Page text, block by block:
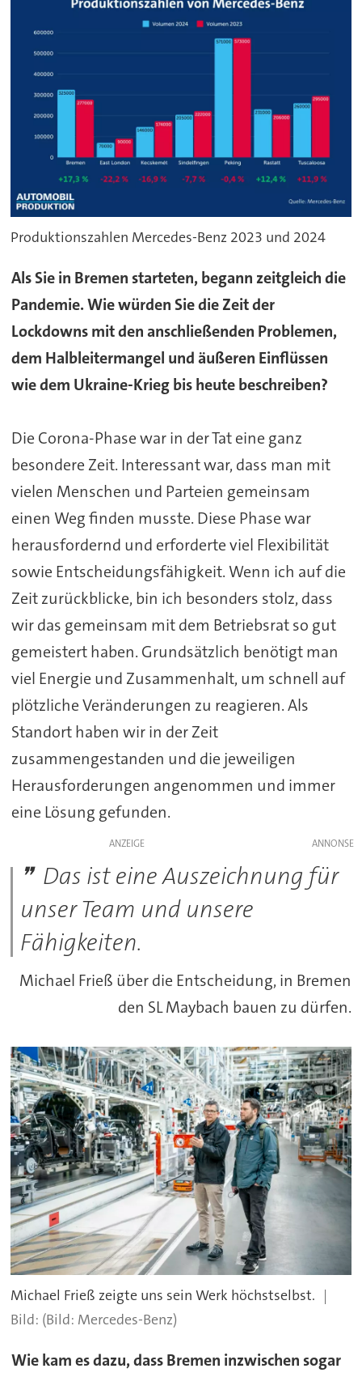
Produktionszahlen Mercedes-Benz 2023 und 2024
Als Sie in Bremen starteten, begann zeitgleich die
Pandemie. Wie würden Sie die Zeit der
Lockdowns mit den anschließenden Problemen,
dem Halbleitermangel und äußeren Einflüssen
wie dem Ukraine-Krieg bis heute beschreiben?
Die Corona-Phase war in der Tat eine ganz
besondere Zeit. Interessant war, dass man mit
vielen Menschen und Parteien gemeinsam
einen Weg finden musste. Diese Phase war
herausfordernd und erforderte viel Flexibilität
sowie Entscheidungsfähigkeit. Wenn ich auf die
Zeit zurückblicke, bin ich besonders stolz, dass
wir das gemeinsam mit dem Betriebsrat so gut
gemeistert haben. Grundsätzlich benötigt man
viel Energie und Zusammenhalt, um schnell auf
plötzliche Veränderungen zu reagieren. Als
Standort haben wir in der Zeit
zusammengestanden und die jeweiligen
Herausforderungen angenommen und immer
eine Lösung gefunden.
ANZEIGE
Das ist eine Auszeichnung für
unser Team und unsere
Fähigkeiten.
Michael Frieß über die Entscheidung, in Bremen
den SL Maybach bauen zu dürfen.
Michael Frieß zeigte uns sein Werk höchstselbst.
(Bild: Mercedes-Benz)
Wie kam es dazu, dass Bremen inzwischen sogar